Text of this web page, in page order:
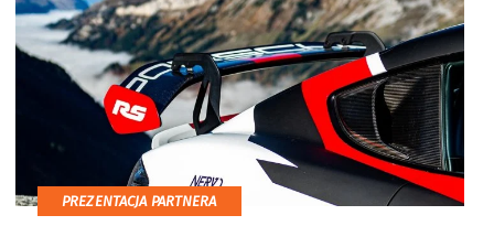
PREZENTACJA PARTNERA